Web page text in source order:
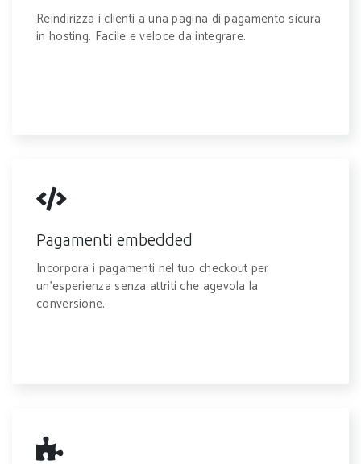
Reindirizza i clienti a una pagina di pagamento sicura
in hosting. Facile e veloce da integrare.
Pagamenti embedded
Incorpora i pagamenti nel tuo checkout per
un'esperienza senza attriti che agevola la
conversione.